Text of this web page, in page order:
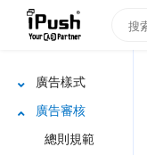
廣告樣式
廣告審核
總則規範